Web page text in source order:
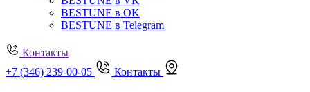
BESTUNE в OK
BESTUNE в Telegram
Контакты
+7 (346) 239-00-05
Контакты